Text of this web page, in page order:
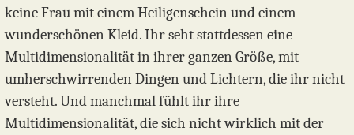
keine Frau mit einem Heiligenschein und einem
wunderschönen Kleid. Ihr seht stattdessen eine
Multidimensionalität in ihrer ganzen Größe, mit
umherschwirrenden Dingen und Lichtern, die ihr nicht
versteht. Und manchmal fühlt ihr ihre
Multidimensionalität, die sich nicht wirklich mit der